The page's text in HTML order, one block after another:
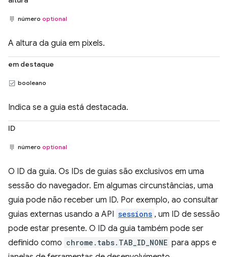
número optional
A altura da guia em pixels.
em destaque
booleano
Indica se a guia está destacada.
ID
número optional
O ID da guia. Os IDs de guias são exclusivos em uma
sessão do navegador. Em algumas circunstâncias, uma
guia pode não receber um ID. Por exemplo, ao consultar
guias externas usando a API sessions , um ID de sessão
pode estar presente. O ID da guia também pode ser
definido como chrome.tabs.TAB_ID_NONE para apps e